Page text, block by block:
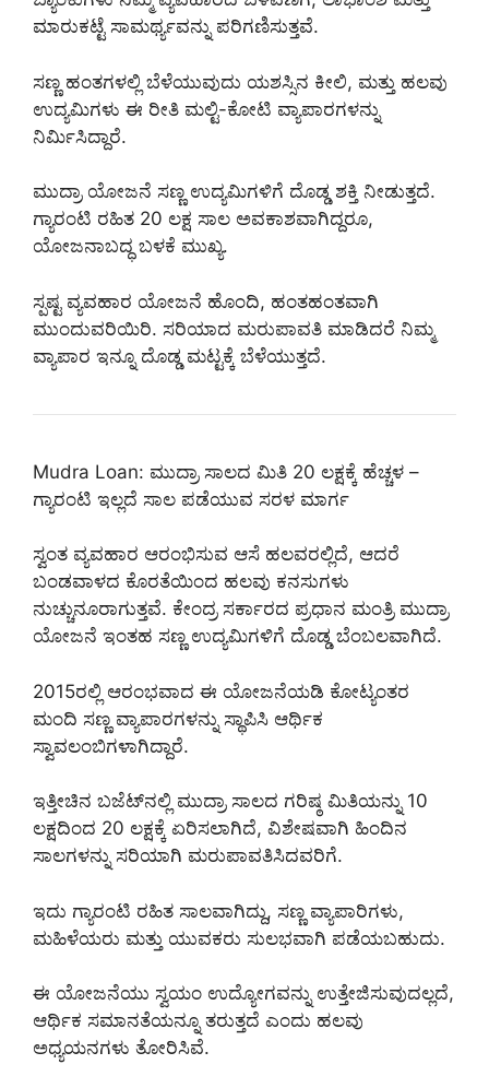
ಮಾರುಕಟ್ಟೆ ಸಾಮರ್ಥ್ಯವನ್ನು ಪರಿಗಣಿಸುತ್ತವೆ.
ಸಣ್ಣ ಹಂತಗಳಲ್ಲಿ ಬೆಳೆಯುವುದು ಯಶಸ್ಸಿನ ಕೀಲಿ, ಮತ್ತು ಹಲವು
ಉದ್ಯಮಿಗಳು ಈ ರೀತಿ ಮಲ್ಟಿ-ಕೋಟಿ ವ್ಯಾಪಾರಗಳನ್ನು
ನಿರ್ಮಿಸಿದ್ದಾರೆ.
ಮುದ್ರಾ ಯೋಜನೆ ಸಣ್ಣ ಉದ್ಯಮಿಗಳಿಗೆ ದೊಡ್ಡ ಶಕ್ತಿ ನೀಡುತ್ತದೆ.
ಗ್ಯಾರಂಟಿ ರಹಿತ 20 ಲಕ್ಷ ಸಾಲ ಅವಕಾಶವಾಗಿದ್ದರೂ,
ಯೋಜನಾಬದ್ಧ ಬಳಕೆ ಮುಖ್ಯ.
ಸ್ಪಷ್ಟ ವ್ಯವಹಾರ ಯೋಜನೆ ಹೊಂದಿ, ಹಂತಹಂತವಾಗಿ
ಮುಂದುವರಿಯಿರಿ. ಸರಿಯಾದ ಮರುಪಾವತಿ ಮಾಡಿದರೆ ನಿಮ್ಮ
ವ್ಯಾಪಾರ ಇನ್ನೂ ದೊಡ್ಡ ಮಟ್ಟಕ್ಕೆ ಬೆಳೆಯುತ್ತದೆ.
Mudra Loan: ಮುದ್ರಾ ಸಾಲದ ಮಿತಿ 20 ಲಕ್ಷಕ್ಕೆ ಹೆಚ್ಚಳ –
ಗ್ಯಾರಂಟಿ ಇಲ್ಲದೆ ಸಾಲ ಪಡೆಯುವ ಸರಳ ಮಾರ್ಗ
ಸ್ವಂತ ವ್ಯವಹಾರ ಆರಂಭಿಸುವ ಆಸೆ ಹಲವರಲ್ಲಿದೆ, ಆದರೆ
ಬಂಡವಾಳದ ಕೊರತೆಯಿಂದ ಹಲವು ಕನಸುಗಳು
ನುಚ್ಚುನೂರಾಗುತ್ತವೆ. ಕೇಂದ್ರ ಸರ್ಕಾರದ ಪ್ರಧಾನ ಮಂತ್ರಿ ಮುದ್ರಾ
ಯೋಜನೆ ಇಂತಹ ಸಣ್ಣ ಉದ್ಯಮಿಗಳಿಗೆ ದೊಡ್ಡ ಬೆಂಬಲವಾಗಿದೆ.
2015ರಲ್ಲಿ ಆರಂಭವಾದ ಈ ಯೋಜನೆಯಡಿ ಕೋಟ್ಯಂತರ
ಮಂದಿ ಸಣ್ಣ ವ್ಯಾಪಾರಗಳನ್ನು ಸ್ಥಾಪಿಸಿ ಆರ್ಥಿಕ
ಸ್ವಾವಲಂಬಿಗಳಾಗಿದ್ದಾರೆ.
ಇತ್ತೀಚಿನ ಬಜೆಟ್‌ನಲ್ಲಿ ಮುದ್ರಾ ಸಾಲದ ಗರಿಷ್ಠ ಮಿತಿಯನ್ನು 10
ಲಕ್ಷದಿಂದ 20 ಲಕ್ಷಕ್ಕೆ ಏರಿಸಲಾಗಿದೆ, ವಿಶೇಷವಾಗಿ ಹಿಂದಿನ
ಸಾಲಗಳನ್ನು ಸರಿಯಾಗಿ ಮರುಪಾವತಿಸಿದವರಿಗೆ.
ಇದು ಗ್ಯಾರಂಟಿ ರಹಿತ ಸಾಲವಾಗಿದ್ದು, ಸಣ್ಣ ವ್ಯಾಪಾರಿಗಳು,
ಮಹಿಳೆಯರು ಮತ್ತು ಯುವಕರು ಸುಲಭವಾಗಿ ಪಡೆಯಬಹುದು.
ಈ ಯೋಜನೆಯು ಸ್ವಯಂ ಉದ್ಯೋಗವನ್ನು ಉತ್ತೇಜಿಸುವುದಲ್ಲದೆ,
ಆರ್ಥಿಕ ಸಮಾನತೆಯನ್ನೂ ತರುತ್ತದೆ ಎಂದು ಹಲವು
ಅಧ್ಯಯನಗಳು ತೋರಿಸಿವೆ.